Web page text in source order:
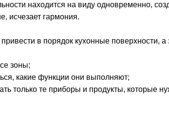
находится на виду одновременно,
исчезает гармония.
в порядок кухонные
зоны;
какие функции они выполняют;
только те приборы и продукты, которые